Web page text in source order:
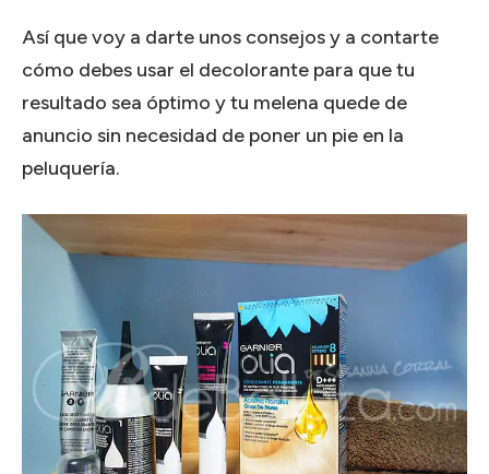
Así que voy a darte unos consejos y a contarte
cómo debes usar el decolorante para que tu
resultado sea óptimo y tu melena quede de
anuncio sin necesidad de poner un pie en la
peluquería.